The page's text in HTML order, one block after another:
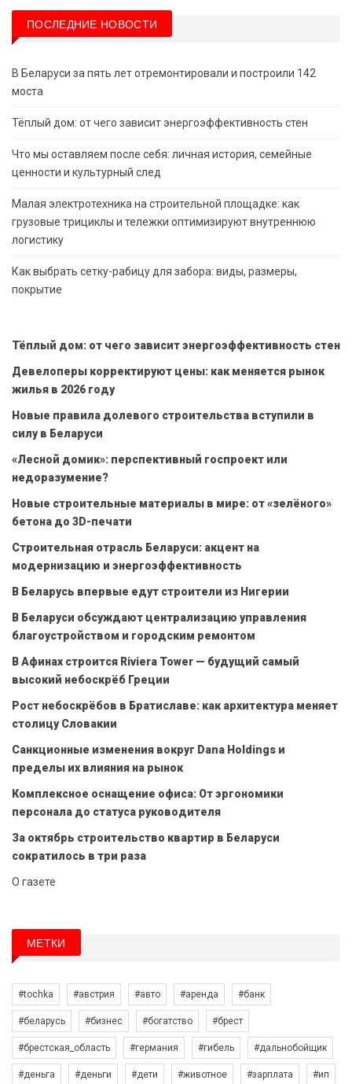
ПОСЛЕДНИЕ НОВОСТИ
В Беларуси за пять лет отремонтировали и построили 142
моста
Тёплый дом: от чего зависит энергоэффективность стен
Что мы оставляем после себя: личная история, семейные
ценности и культурный след
Малая электротехника на строительной площадке: как
грузовые трициклы и тележки оптимизируют внутреннюю
логистику
Как выбрать сетку-рабицу для забора: виды, размеры,
покрытие
Тёплый дом: от чего зависит энергоэффективность стен
Девелоперы корректируют цены: как меняется рынок
жилья в 2026 году
Новые правила долевого строительства вступили в
силу в Беларуси
«Лесной домик»: перспективный госпроект или
недоразумение?
Новые строительные материалы в мире: от «зелёного»
бетона до 3D-печати
Строительная отрасль Беларуси: акцент на
модернизацию и энергоэффективность
В Беларусь впервые едут строители из Нигерии
В Беларуси обсуждают централизацию управления
благоустройством и городским ремонтом
В Афинах строится Riviera Tower — будущий самый
высокий небоскрёб Греции
Рост небоскрёбов в Братиславе: как архитектура меняет
столицу Словакии
Санкционные изменения вокруг Dana Holdings и
пределы их влияния на рынок
Комплексное оснащение офиса: От эргономики
персонала до статуса руководителя
За октябрь строительство квартир в Беларуси
сократилось в три раза
О газете
МЕТКИ
#tochka #австрия #авто #аренда #банк
#беларусь #бизнес #богатство #брест
#брестская_область #германия #гибель #дальнобойщик
#деньга #деньги #дети #животное #зарплата #ип